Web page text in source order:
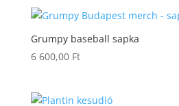
Grumpy baseball sapka
6 600,00 Ft